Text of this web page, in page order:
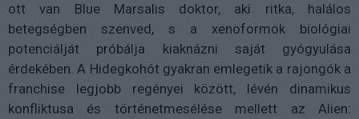
ott van Blue Marsalis doktor, aki ritka, halálos
betegségben szenved, s a xenoformok biológiai
potenciálját próbálja kiaknázni saját gyógyulása
érdekében. A Hidegkohót gyakran emlegetik a rajongók a
franchise legjobb regényei között, lévén dinamikus
konfliktusa és történetmesélése mellett az Alien: